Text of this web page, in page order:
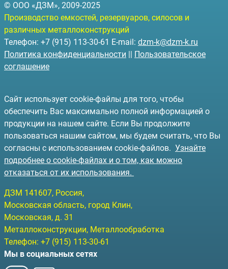
© ООО «ДЗМ», 2009-2025
Производство емкостей, резервуаров, силосов и
различных металлоконструкций
Телефон: +7 (915) 113-30-61 E-mail: dzm-k@dzm-k.ru
Политика конфиденциальности || Пользовательское
соглашение
Сайт использует cookie-файлы для того, чтобы
обеспечить Вас максимально полной информацией о
продукции на нашем сайте. Если Вы продолжите
пользоваться нашим сайтом, мы будем считать, что Вы
согласны с использованием cookie-файлов. Узнайте
подробнее о cookie-файлах и о том, как можно
отказаться от их использования.
ДЗМ 141607, Россия,
Московская область, город Клин,
Московская, д. 31
Металлоконструкции, Металлообработка
Телефон: +7 (915) 113-30-61
Мы в социальных сетях